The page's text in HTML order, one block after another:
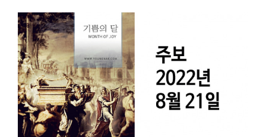
View
Larger
Image